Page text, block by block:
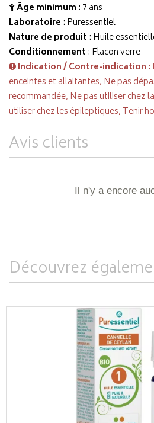
Âge minimum : 7 ans
Laboratoire : Puressentiel
Nature de produit : Huile
Conditionnement : Flacon verre
Indication / Contre-indication :
enceintes et allaitantes, Ne pas
recommandée, Ne pas utiliser chez
utiliser chez les épileptiques, Tenir
Avis clients
Il n'y a encore
Découvrez